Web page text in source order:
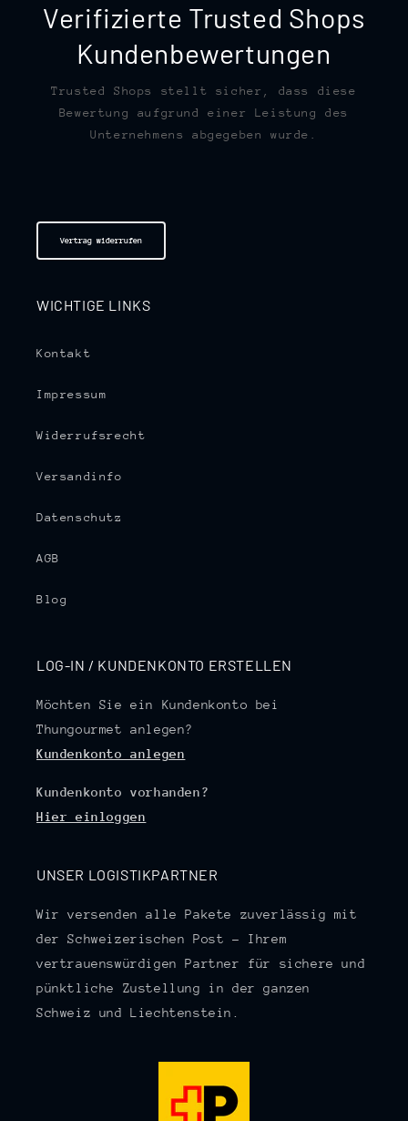
Verifizierte Trusted Shops
Kundenbewertungen
Trusted Shops stellt sicher, dass diese
Bewertung aufgrund einer Leistung des
Unternehmens abgegeben wurde.
Vertrag widerrufen
WICHTIGE LINKS
Kontakt
Impressum
Widerrufsrecht
Versandinfo
Datenschutz
AGB
Blog
LOG-IN / KUNDENKONTO ERSTELLEN
Möchten Sie ein Kundenkonto bei
Thungourmet anlegen?
Kundenkonto anlegen
Kundenkonto vorhanden?
Hier einloggen
UNSER LOGISTIKPARTNER
Wir versenden alle Pakete zuverlässig mit
der Schweizerischen Post – Ihrem
vertrauenswürdigen Partner für sichere und
pünktliche Zustellung in der ganzen
Schweiz und Liechtenstein.